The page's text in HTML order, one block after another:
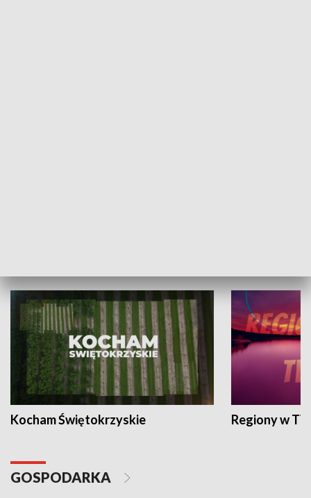
Kocham Świętokrzyskie Regiony w
GOSPODARKA